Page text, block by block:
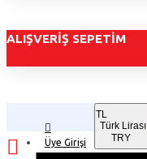
ALIŞVERIŞ SEPETIM
Üye Girişi
TL
Türk Lirası
TRY